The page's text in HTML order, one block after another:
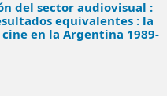
del sector audiovisual :
equivalentes : la
en la Argentina 1989-